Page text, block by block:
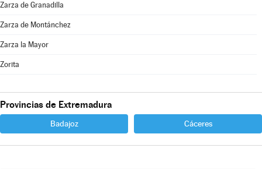
Zarza de Granadilla
Zarza de Montánchez
Zarza la Mayor
Zorita
Provincias de Extremadura
Badajoz Cáceres